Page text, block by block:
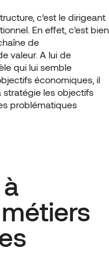
c’est le dirigeant
En effet, c’est bien
de
valeur. A lui de
qui lui semble
économiques, il
stratégie les objectifs
problématiques